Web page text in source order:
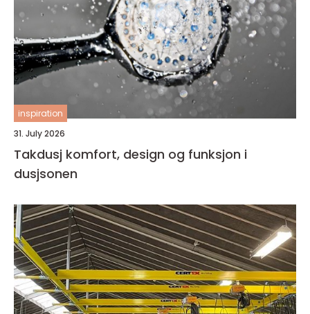
inspiration
31. July 2026
Takdusj komfort, design og funksjon i
dusjsonen